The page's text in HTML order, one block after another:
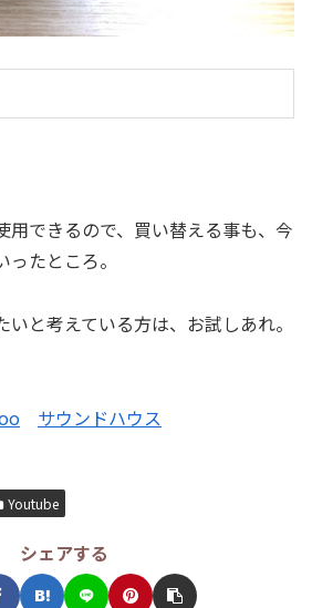
用できるので、買い替える事も、今
たところ。
と考えている方は、お試しあれ。
サウンドハウス
Youtube
シェアする